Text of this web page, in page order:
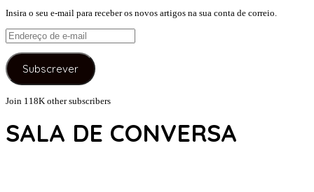
Insira o seu e-mail para receber os novos artigos na sua conta de correio.
Endereço
de
e-
mail
Subscrever
Join 118K other subscribers
SALA DE CONVERSA